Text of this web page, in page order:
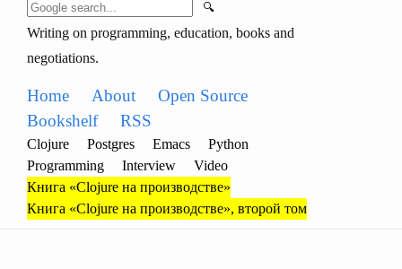
🔍
Writing on programming, education, books and
negotiations.
Home About
Open Source
Bookshelf
RSS
Clojure Postgres Emacs
Python
Programming
Interview
Video
Книга «Clojure на производстве»
Книга «Clojure на производстве», второй том